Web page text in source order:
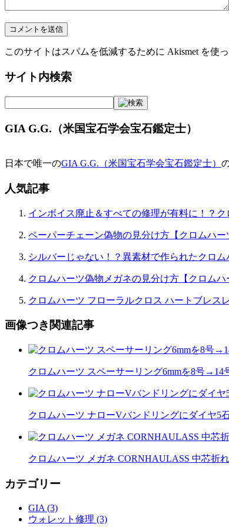
このサイトはスパムを低減するために Akismet を使っ
サイト内検索
GIA G.G.（米国宝石学会宝石鑑定士）
日本で唯一のGIA G.G.（米国宝石学会宝石鑑定士）
人気記事
インボイス廃止＆すべての修理が有料に！？
ペーパーチェーン偽物の見分け方【クロムハー
シルバーじゃない！？異素材で作られたクロ
クロムハーツ偽物メガネの見分け方【クロムハ
クロムハーツ フローラルクロス ハートブレス
画像つき関連記事
クロムハーツ スペーサーリング6mmを8号
クロムハーツ ナローVバンドリングにダイヤ5
クロムハーツ メガネ CORNHAULASS 中芯折
カテゴリー
GIA (3)
ウォレット修理 (3)